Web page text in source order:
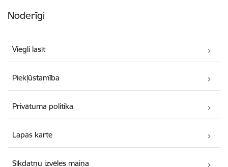
Noderīgi
Viegli lasīt
Piekļūstamība
Privātuma politika
Lapas karte
Sīkdatņu izvēles maiņa